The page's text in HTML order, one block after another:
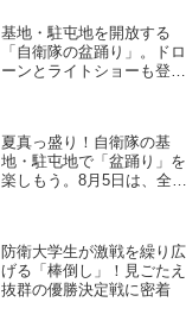
基地・駐屯地を開放する
「自衛隊の盆踊り」。ドロ
ーンとライトショーも登
夏真っ盛り！自衛隊の基
地・駐屯地で「盆踊り」を
楽しもう。8月5日は、全国
防衛大学生が激戦を繰り広
げる「棒倒し」！見ごたえ
抜群の優勝決定戦に密着